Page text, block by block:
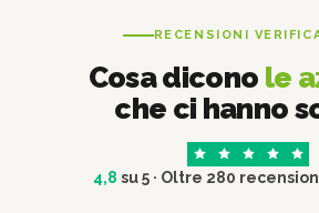
RECENSIONI
Cosa dicono le
che ci hanno
4,8 su 5 · Oltre 280